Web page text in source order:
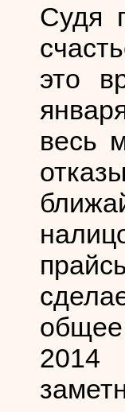
Судя
это
весь
общее
2014